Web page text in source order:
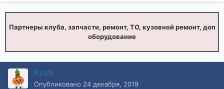
Партнеры клуба, запчасти, ремонт, ТО, кузовной ремонт, доп
оборудование
KruS
Опубликовано 24 декабря, 2019